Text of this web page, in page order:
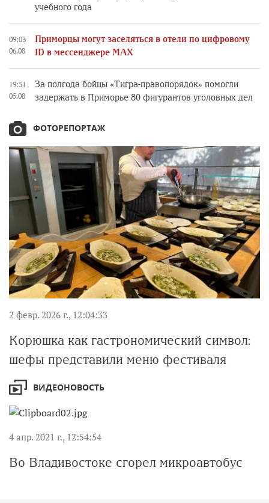
учебного года
09:03
06.08
Приморцы могут заселяться в отели по цифровому
ID в мессенджере MAX
19:51
05.08
За полгода бойцы «Тигра-правопорядок» помогли
задержать в Приморье 80 фигурантов уголовных дел
ФОТОРЕПОРТАЖ
2 февр. 2026 г., 12:04:33
Корюшка как гастрономический символ:
шефы представили меню фестиваля
ВИДЕОНОВОСТЬ
4 апр. 2021 г., 12:54:54
Во Владивостоке сгорел микроавтобус